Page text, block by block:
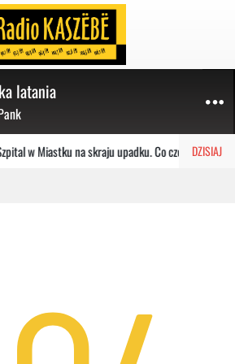
latania
DZISIAJ
w Miastku na skraju upadku. Co czeka placówkę?